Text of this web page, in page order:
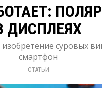
ДИСПЛЕЯХ
изобретение суровых
смартфон
СТАТЬИ